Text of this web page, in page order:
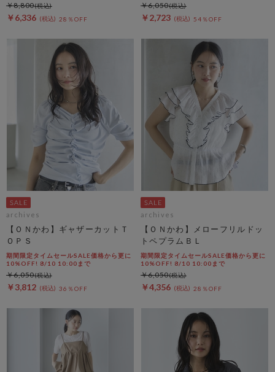
￥6,336 28％OFF
￥8,800
￥2,723 54％OFF
￥6,050
archives
【ＯＮかわ】ギャザーカットＴ
ＯＰＳ
期間限定タイムセールSALE価格から更に
10%OFF! 8/10 10:00まで
￥3,812 36％OFF
￥6,050
archives
【ＯＮかわ】メローフリルドッ
トペプラムＢＬ
期間限定タイムセールSALE価格から更に
10%OFF! 8/10 10:00まで
￥4,356 28％OFF
￥6,050